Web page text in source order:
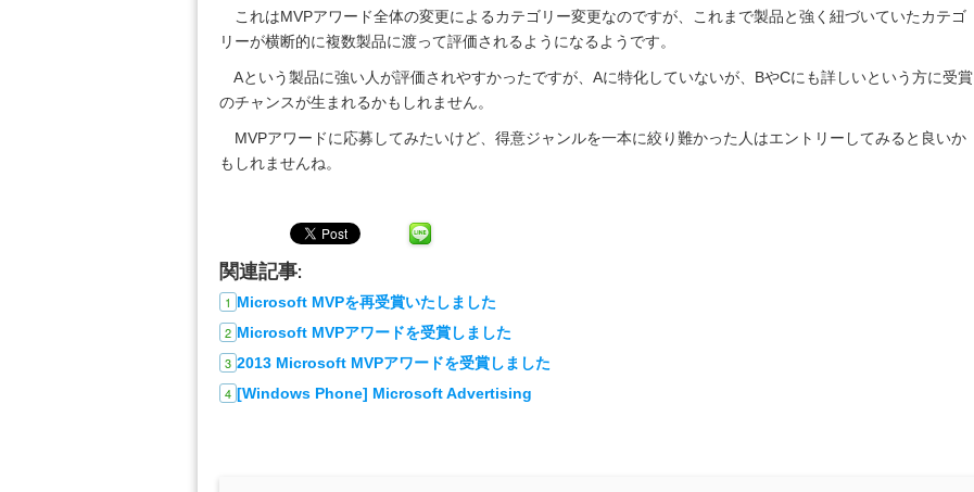
これはMVPアワード全体の変更によるカテゴリー変更なのですが、これまで製品と強く紐づいていたカテゴ
リーが横断的に複数製品に渡って評価されるようになるようです。
Aという製品に強い人が評価されやすかったですが、Aに特化していないが、BやCにも詳しいという方に受賞
のチャンスが生まれるかもしれません。
MVPアワードに応募してみたいけど、得意ジャンルを一本に絞り難かった人はエントリーしてみると良いか
もしれませんね。
関連記事:
Microsoft MVPを再受賞いたしました
Microsoft MVPアワードを受賞しました
2013 Microsoft MVPアワードを受賞しました
[Windows Phone] Microsoft Advertising